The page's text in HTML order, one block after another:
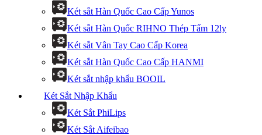
Két sắt Hàn Quốc Cao Cấp Yunos
Két sắt Hàn Quốc RIHNO Thép Tấm 12ly
Két sắt Vân Tay Cao Cấp Korea
Két sắt Hàn Quốc Cao Cấp HANMI
Két sắt nhập khẩu BOOIL
Két Sắt Nhập Khẩu
Két Sắt PhiLips
Két Sắt Aifeibao